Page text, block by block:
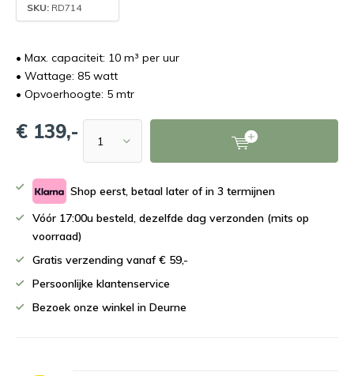
SKU: RD714
• Max. capaciteit: 10 m³ per uur
• Wattage: 85 watt
• Opvoerhoogte: 5 mtr
€ 139,-
Shop eerst, betaal later of in 3 termijnen
Vóór 17:00u besteld, dezelfde dag verzonden (mits op
voorraad)
Gratis verzending vanaf € 59,-
Persoonlijke klantenservice
Bezoek onze winkel in Deurne